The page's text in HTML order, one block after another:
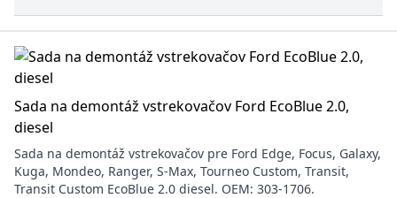
Sada na demontáž vstrekovačov Ford EcoBlue 2.0,
diesel
Sada na demontáž vstrekovačov pre Ford Edge, Focus, Galaxy,
Kuga, Mondeo, Ranger, S-Max, Tourneo Custom, Transit,
Transit Custom EcoBlue 2.0 diesel. OEM: 303-1706.